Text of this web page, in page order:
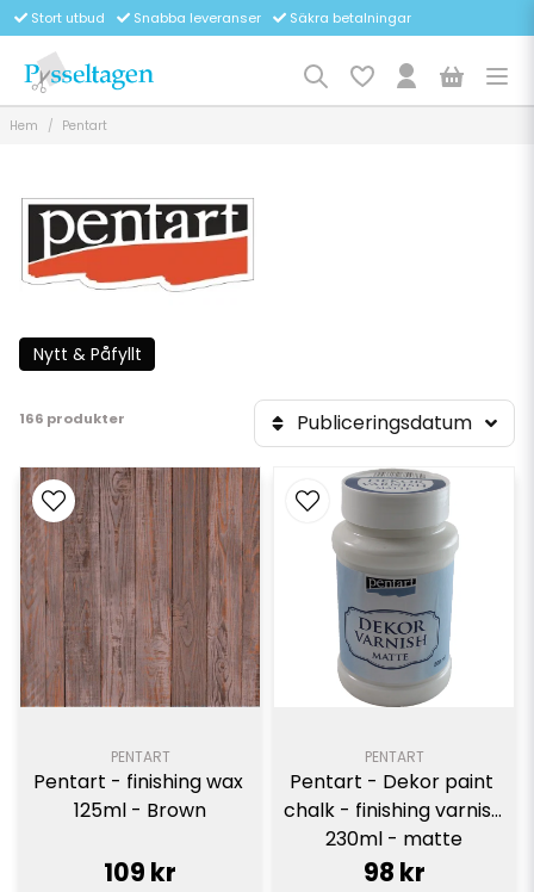
Stort utbud Snabba leveranser Säkra betalningar
Hem Pentart
Nytt & Påfyllt
166 produkter Publiceringsdatum
PENTART
Pentart - finishing wax
125ml - Brown
109 kr
PENTART
Pentart - Dekor paint
chalk - finishing varnish
230ml - matte
98 kr